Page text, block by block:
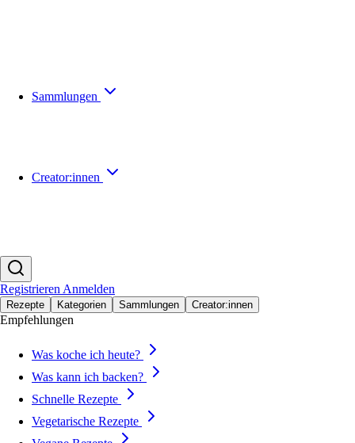
Sammlungen
Creator:innen
Registrieren Anmelden
Rezepte Kategorien Sammlungen Creator:innen
Empfehlungen
Was koche ich heute?
Was kann ich backen?
Schnelle Rezepte
Vegetarische Rezepte